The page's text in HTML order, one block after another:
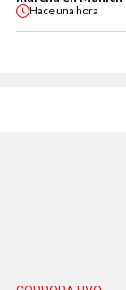
Haceuna hora